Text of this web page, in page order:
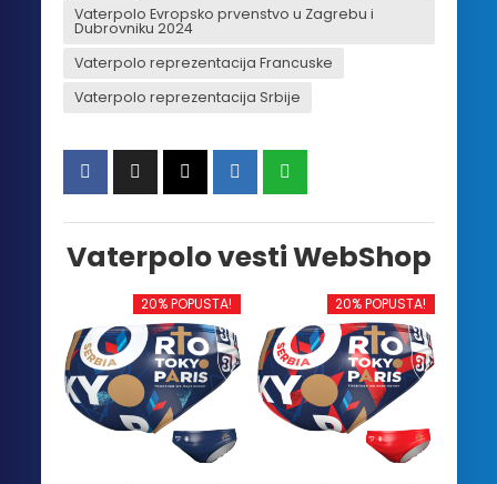
Vaterpolo Evropsko prvenstvo u Zagrebu i
Dubrovniku 2024
Vaterpolo reprezentacija Francuske
Vaterpolo reprezentacija Srbije
Vaterpolo vesti WebShop
20% POPUSTA! 20% POPUSTA!